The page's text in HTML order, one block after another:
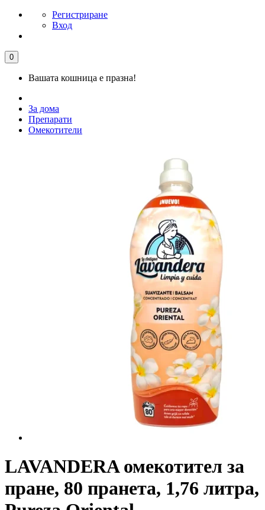
Регистриране
Вход
0
Вашата кошница е празна!
За дома
Препарати
Омекотители
LAVANDERA омекотител за
пране, 80 пранета, 1,76 литра,